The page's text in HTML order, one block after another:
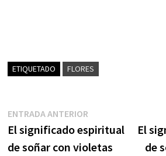
ETIQUETADO FLORES
Navegación
de
ENTRADA ANTERIOREntrada
anterior:
El significado espiritual
de soñar con violetas
El
de